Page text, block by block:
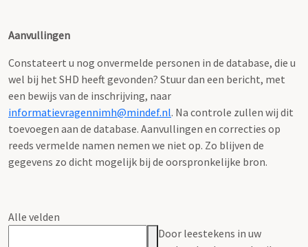
Aanvullingen
Constateert u nog onvermelde personen in de database, die u
wel bij het SHD heeft gevonden? Stuur dan een bericht, met
een bewijs van de inschrijving, naar
informatievragennimh@mindef.nl. Na controle zullen wij dit
toevoegen aan de database. Aanvullingen en correcties op
reeds vermelde namen nemen we niet op. Zo blijven de
gegevens zo dicht mogelijk bij de oorspronkelijke bron.
Alle velden
Door leestekens in uw